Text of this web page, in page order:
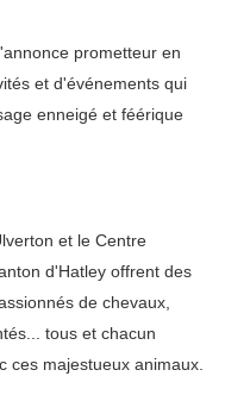
prometteur en
et d'événements qui
enneigé et féérique
et le Centre
d'Hatley offrent des
de chevaux,
tous et chacun
ces majestueux animaux.